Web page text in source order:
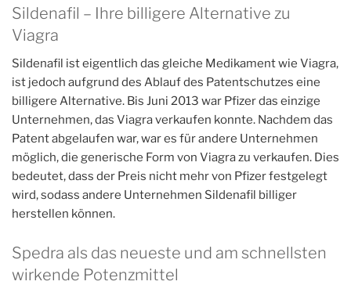
Sildenafil – Ihre billigere Alternative zu
Viagra
Sildenafil ist eigentlich das gleiche Medikament wie Viagra,
ist jedoch aufgrund des Ablauf des Patentschutzes eine
billigere Alternative. Bis Juni 2013 war Pfizer das einzige
Unternehmen, das Viagra verkaufen konnte. Nachdem das
Patent abgelaufen war, war es für andere Unternehmen
möglich, die generische Form von Viagra zu verkaufen. Dies
bedeutet, dass der Preis nicht mehr von Pfizer festgelegt
wird, sodass andere Unternehmen Sildenafil billiger
herstellen können.
Spedra als das neueste und am schnellsten
wirkende Potenzmittel